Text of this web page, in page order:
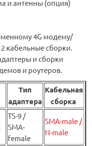
и антенны (опция)
4G модему/
кабельные сборки.
и сборки
и роутеров.
Тип
адаптера
Кабельная
сборка
TS-9 /
SMA-
female
SMA-male /
N-male